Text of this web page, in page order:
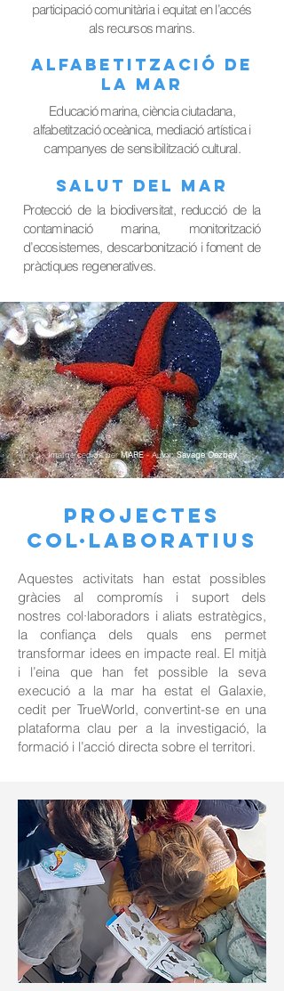
participació comunitària i equitat en l’accés
als recursos marins.
ALFABETITZACIÓ DE
LA MAR
Educació marina, ciència ciutadana,
alfabetització oceànica, mediació artística i
campanyes de sensibilització cultural.
SALUT DEL MAR
Protecció de la biodiversitat, reducció de la
contaminació marina, monitorització
d’ecosistemes, descarbonització i foment de
pràctiques regeneratives.
Imatge cedida perMARE- Autor:Savage Oezbay
PROJECTES
COL·LABORATIUS
Aquestes activitats han estat possibles
gràcies al compromís i suport dels
nostres col·laboradors i aliats estratègics,
la confiança dels quals ens permet
transformar idees en impacte real. El mitjà
i l’eina que han fet possible la seva
execució a la mar ha estat el Galaxie,
cedit per TrueWorld, convertint-se en una
plataforma clau per a la investigació, la
formació i l’acció directa sobre el territori.